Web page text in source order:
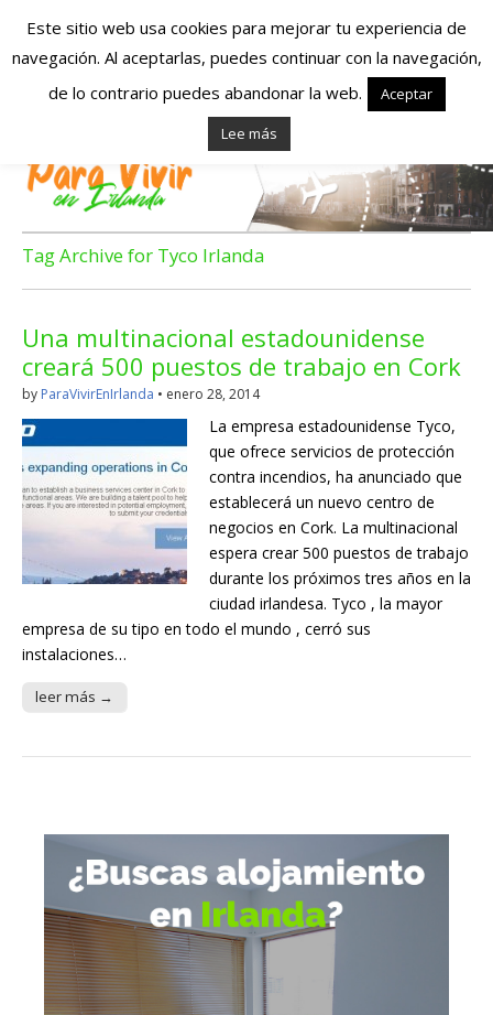
Españoles en
Irlanda – Vivir en
Irlanda – Trabajo
en Irlanda –
Alojamiento en
Irlanda
Blog dedicado a los que viven, estudian y trabajan en
Irlanda!
Tag Archive for Tyco Irlanda
Una multinacional estadounidense
creará 500 puestos de trabajo en Cork
by ParaVivirEnIrlanda • enero 28, 2014
La empresa estadounidense Tyco,
que ofrece servicios de protección
contra incendios, ha anunciado que
establecerá un nuevo centro de
negocios en Cork. La multinacional
espera crear 500 puestos de trabajo
durante los próximos tres años en la
ciudad irlandesa. Tyco , la mayor
empresa de su tipo en todo el mundo , cerró sus
instalaciones…
leer más →
Este sitio web usa cookies para mejorar tu experiencia de
navegación. Al aceptarlas, puedes continuar con la navegación,
de lo contrario puedes abandonar la web.
Aceptar
Lee más